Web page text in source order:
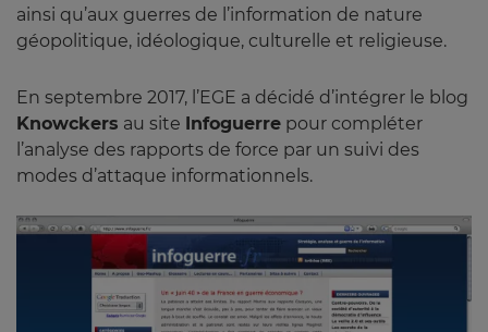
ainsi qu’aux guerres de l’information de nature
géopolitique, idéologique, culturelle et religieuse.
En septembre 2017, l’EGE a décidé d’intégrer le blog
Knowckers au site Infoguerre pour compléter
l’analyse des rapports de force par un suivi des
modes d’attaque informationnels.
Image